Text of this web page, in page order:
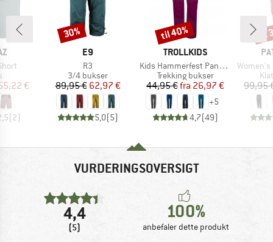
pris
€
(2)
MÆRKE
E9
Artikel
R3
Produktgruppe
3/4 bukser
Pris
89,95 €Nedsat pris
62,97 €
5,0(5)
Rabat
30%
MÆRKE
TROLLKIDS
Artikel
Kids Hammerfest Pants Pro
Produktgruppe
Trekking bukser
Pris
44,95 € Nedsat pris
fra 26,97 €
+5
4,7(49)
Rabat
til 40%
Artikel
Women's
99,95
VURDERINGSOVERSIGT
4,4
(5)
100%
anbefaler dette produkt